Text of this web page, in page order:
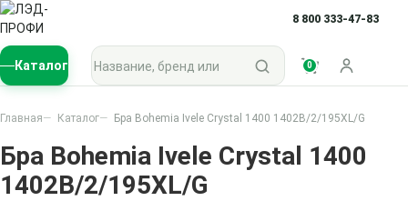
8 800 333-47-83
Каталог
Поиск по каталогу
0
Войти
Главная Каталог Бра Bohemia Ivele Crystal 1400 1402B/2/195XL/G
Бра Bohemia Ivele Crystal 1400
1402B/2/195XL/G